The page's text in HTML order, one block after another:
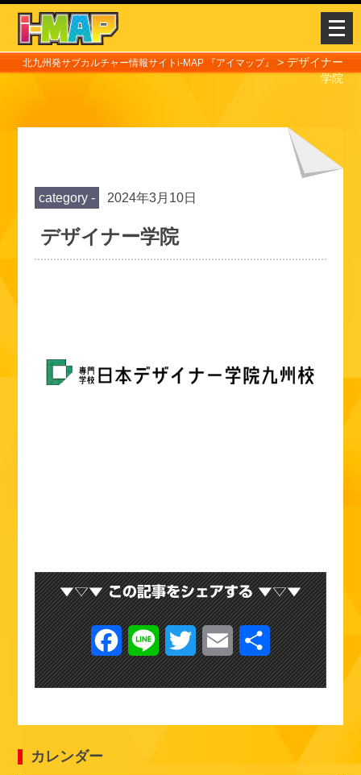
メ
ニ
ュ
ー
北九州発サブカルチャー情報サイトi-MAP 『アイマップ』 > デザイナー
学院
category - 2024年3月10日
デザイナー学院
F
a
L
i
T
w
E
m
共
有
カレンダー